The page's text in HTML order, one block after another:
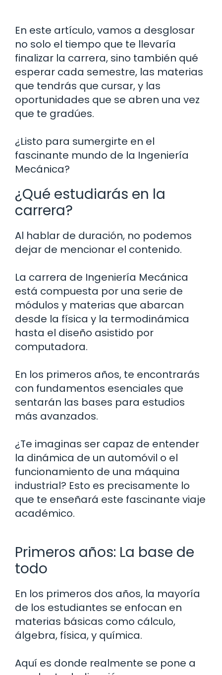
En este artículo, vamos a desglosar
no solo el tiempo que te llevaría
finalizar la carrera, sino también qué
esperar cada semestre, las materias
que tendrás que cursar, y las
oportunidades que se abren una vez
que te gradúes.
¿Listo para sumergirte en el
fascinante mundo de la Ingeniería
Mecánica?
¿Qué estudiarás en la
carrera?
Al hablar de duración, no podemos
dejar de mencionar el contenido.
La carrera de Ingeniería Mecánica
está compuesta por una serie de
módulos y materias que abarcan
desde la física y la termodinámica
hasta el diseño asistido por
computadora.
En los primeros años, te encontrarás
con fundamentos esenciales que
sentarán las bases para estudios
más avanzados.
¿Te imaginas ser capaz de entender
la dinámica de un automóvil o el
funcionamiento de una máquina
industrial? Esto es precisamente lo
que te enseñará este fascinante viaje
académico.
Primeros años: La base de
todo
En los primeros dos años, la mayoría
de los estudiantes se enfocan en
materias básicas como cálculo,
álgebra, física, y química.
Aquí es donde realmente se pone a